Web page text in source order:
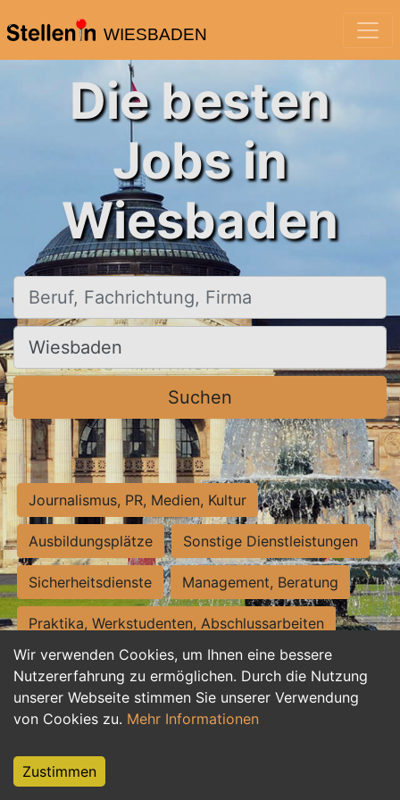
WIESBADEN
Wir verwenden Cookies, um Ihnen eine bessere
Nutzererfahrung zu ermöglichen. Durch die Nutzung
unserer Webseite stimmen Sie unserer Verwendung
von Cookies zu. Mehr Informationen
Zustimmen
Die besten
Jobs in
Wiesbaden
Beruf, Fachrichtung, Firma
Ort, Stadt
Suchen
Journalismus, PR, Medien, Kultur
Ausbildungsplätze Sonstige Dienstleistungen
Sicherheitsdienste Management, Beratung
Praktika, Werkstudenten, Abschlussarbeiten
Personalwesen Assistenz, Sekretariat
Hilfskräfte, Aushilfs- und Nebenjobs
Weiterbildung, Studium, duale Ausbildung